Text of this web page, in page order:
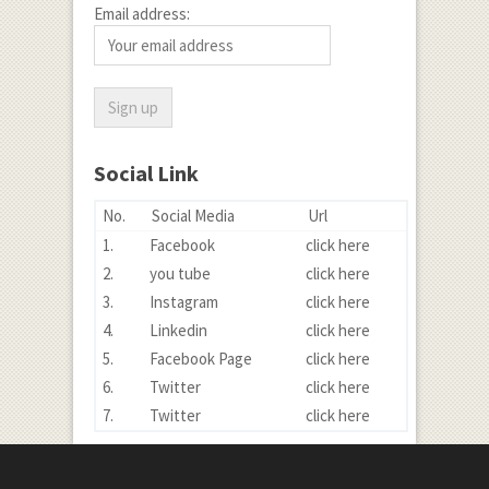
Email address:
Social Link
No. Social Media
Url
1.
Facebook
click here
2.
you tube
click here
3.
Instagram
click here
4.
Linkedin
click here
5.
Facebook Page
click here
6.
Twitter
click here
7.
Twitter click here